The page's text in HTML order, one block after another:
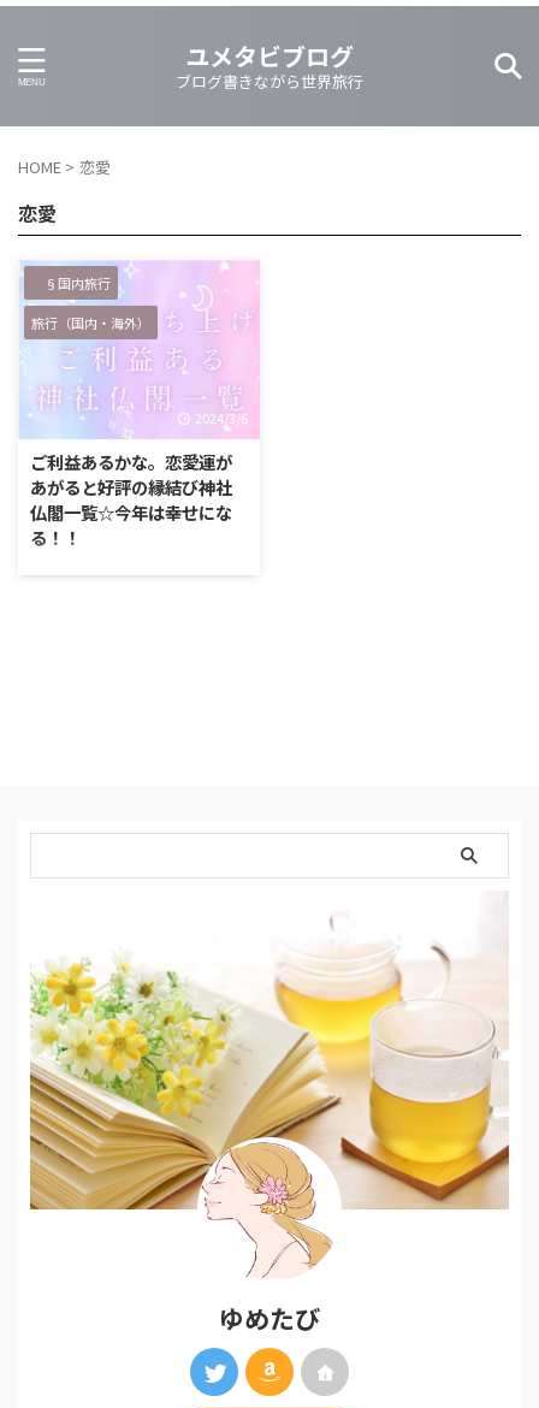
ユメタビブログ
ブログ書きながら世界旅行
HOME > 恋愛
恋愛
§国内旅行
旅行（国内・海外）
2024/3/6
ご利益あるかな。恋愛運が
あがると好評の縁結び神社
仏閣一覧☆今年は幸せにな
る！！
き出して、 「お願いできた」と
ました。 出会いが欲しい時、心
うだとは思わな …
ゆめたび